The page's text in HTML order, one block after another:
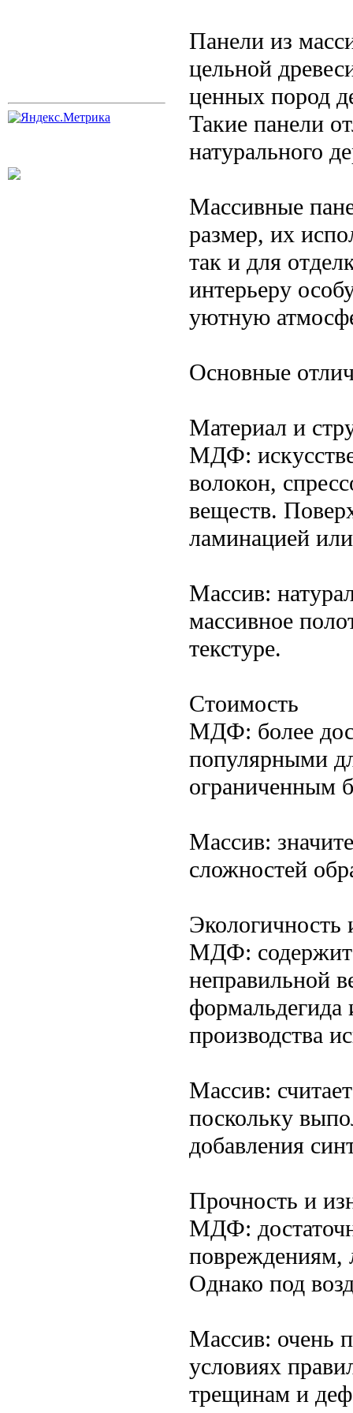
Панели из
цельной
ценных пород
Такие панели
натурального
Массивные
размер, их
так и для
интерьеру
уютную
Основные
Материал и
МДФ:
волокон,
веществ.
ламинацией
Массив:
массивное
текстуре.
Стоимость
МДФ: более
популярными
ограниченным
Массив:
сложностей
Экологичность
МДФ: содержит
неправильной
производства
Массив:
поскольку
добавления
Прочность и
МДФ:
повреждениям,
Однако под
Массив: очень
условиях
трещинам и